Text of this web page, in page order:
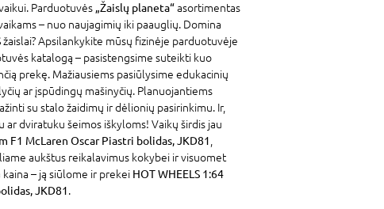
Parduotuvės „Žaislų planeta“asortimentas
– nuo naujagimių iki paauglių. Domina
žaislai? Apsilankykite mūsų fizinėje parduotuvėje
katalogą – pasistengsime suteikti kuo
prekę. Mažiausiems pasiūlysime edukacinių
ar įspūdingų mašinyčių. Planuojantiems
su stalo žaidimų ir dėlionių pasirinkimu. Ir,
dviratuku šeimos iškyloms! Vaikų širdis jau
F1 McLaren Oscar Piastri bolidas, JKD81
aukštus reikalavimus kokybei ir visuomet
– ją siūlome ir prekei HOT WHEELS 1:64
JKD81.